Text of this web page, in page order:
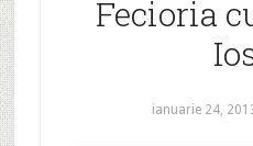
Fecioria
ianuarie 24,